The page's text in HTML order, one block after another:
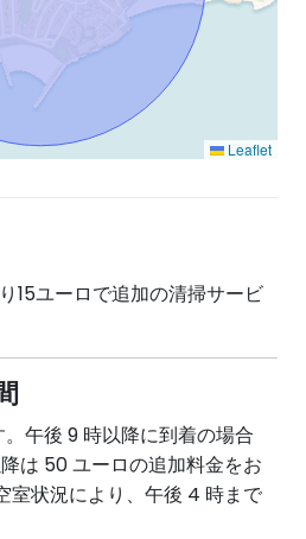
Leaflet
15ユーロで追加の清掃サービ
午後 9 時以降に到着の場合
は 50 ユーロの追加料金をお
室状況により、午後 4 時まで